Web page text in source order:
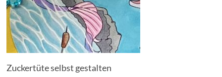
Zuckertüte selbst gestalten